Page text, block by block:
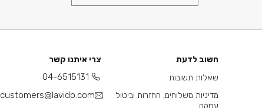
חשוב לדעת
שאלות תשובות
מדיניות משלוחים, החזרות וביטול
עסקה
צרי איתנו קשר
04-6515131
customers@lavido.com